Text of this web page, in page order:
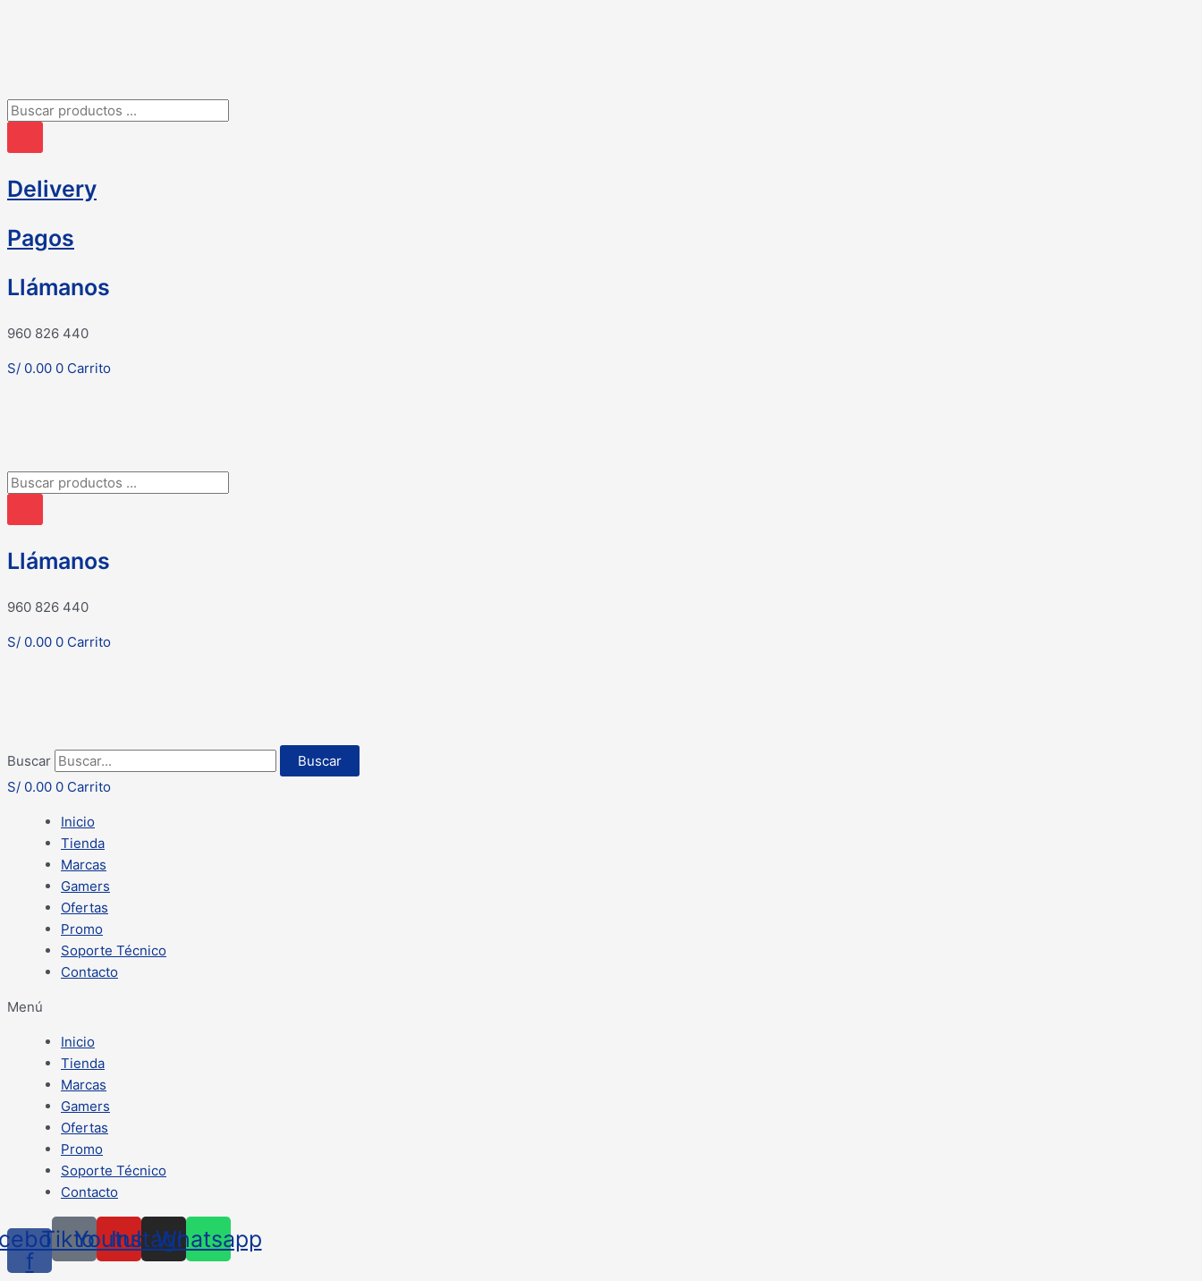
Búsqueda
productos
Delivery
Pagos
Llámanos
960 826 440
S/ 0.00 0 Carrito
Búsqueda
productos
Llámanos
960 826 440
S/ 0.00 0 Carrito
Buscar
Buscar
S/ 0.00 0 Carrito
Inicio
Tienda
Marcas
Gamers
Ofertas
Promo
Soporte Técnico
Contacto
Menú
Inicio
Tienda
Marcas
Gamers
Ofertas
Promo
Soporte Técnico
Contacto
f
TiktokYoutube
Instagram
Whatsapp